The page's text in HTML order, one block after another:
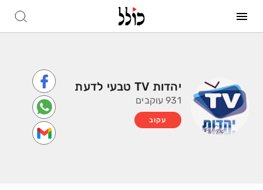
יהדות TV טבעי לדעת
931 עוקבים
עקוב